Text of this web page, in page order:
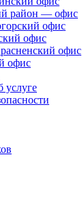
район — офис
офис
офис
офис
офис
услуге